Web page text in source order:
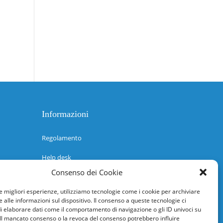
Consenso dei Cookie
migliori esperienze, utilizziamo tecnologie come i cookie per archiviare
alle informazioni sul dispositivo. Il consenso a queste tecnologie ci
elaborare dati come il comportamento di navigazione o gli ID univoci su
mancato consenso o la revoca del consenso potrebbero influire
Informazioni
Regolamento
Help desk
Guida rapida
Richiesta di inserimento nuova scuola
adesioni@osservatorionline.it